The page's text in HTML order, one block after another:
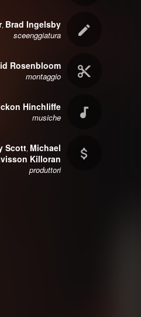
, Brad Ingelsby
sceenggiatura
Rosenbloom
montaggio
Hinchliffe
musiche
Scott, Michael
Killoran
produttori